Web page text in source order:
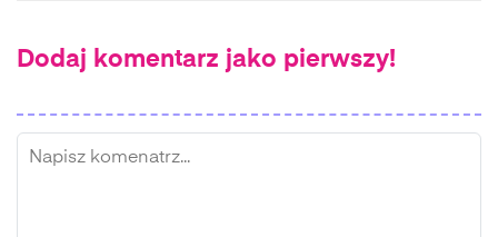
Dodaj komentarz jako pierwszy!